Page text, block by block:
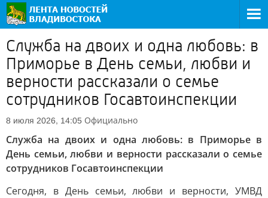
Служба на двоих и одна любовь: в
Приморье в День семьи, любви и
верности рассказали о семье
сотрудников Госавтоинспекции
8 июля 2026, 14:05 Официально
Служба на двоих и одна любовь: в Приморье в
День семьи, любви и верности рассказали о семье
сотрудников Госавтоинспекции
Сегодня, в День семьи, любви и верности, УМВД